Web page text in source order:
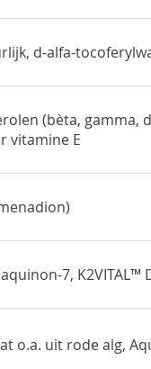
d-alfa-
(bèta, gamma,
vitamine E
7, K2VITAL™
o.a. uit rode alg,